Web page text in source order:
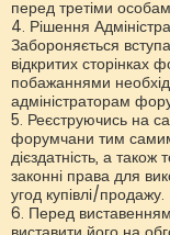
перед третіми
4. Рішення
Забороняється
відкритих сторінках
побажаннями
адміністраторам
5. Реєструючись на
форумчани тим
дієздатність, а
законні права для
угод купівлі/продажу.
6. Перед